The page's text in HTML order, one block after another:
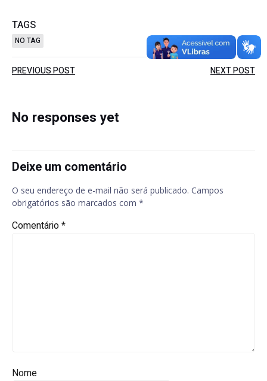
TAGS
NO TAG
Post
navigation
PREVIOUS POST NEXT POST
No responses yet
Deixe um comentário
O seu endereço de e-mail não será publicado. Campos
obrigatórios são marcados com *
Comentário*
Nome